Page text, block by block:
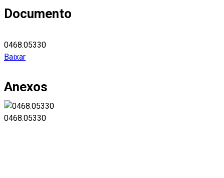
Documento
0468.05330
Baixar
Anexos
0468.05330